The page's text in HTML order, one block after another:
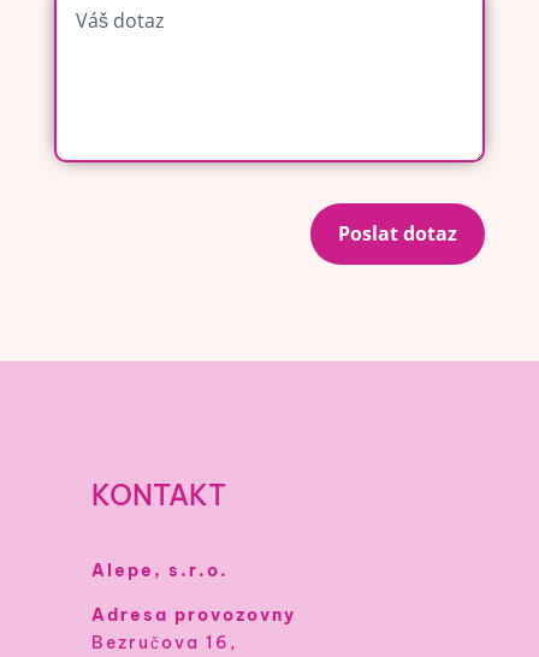
Poslat dotaz
KONTAKT
Alepe, s.r.o.
Adresa provozovny
Bezručova 16,